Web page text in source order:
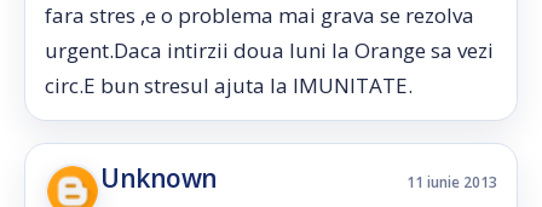
fara stres ,e o problema mai grava se rezolva
urgent.Daca intirzii doua luni la Orange sa vezi
circ.E bun stresul ajuta la IMUNITATE.
Unknown 11 iunie 2013